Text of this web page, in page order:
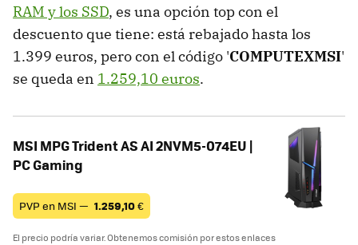
RAM y los SSD, es una opción top con el
descuento que tiene: está rebajado hasta los
1.399 euros, pero con el código 'COMPUTEXMSI'
se queda en 1.259,10 euros.
MSI MPG Trident AS AI 2NVM5-074EU |
PC Gaming
PVP en MSI — 1.259,10€
El precio podría variar. Obtenemos comisión por estos enlaces